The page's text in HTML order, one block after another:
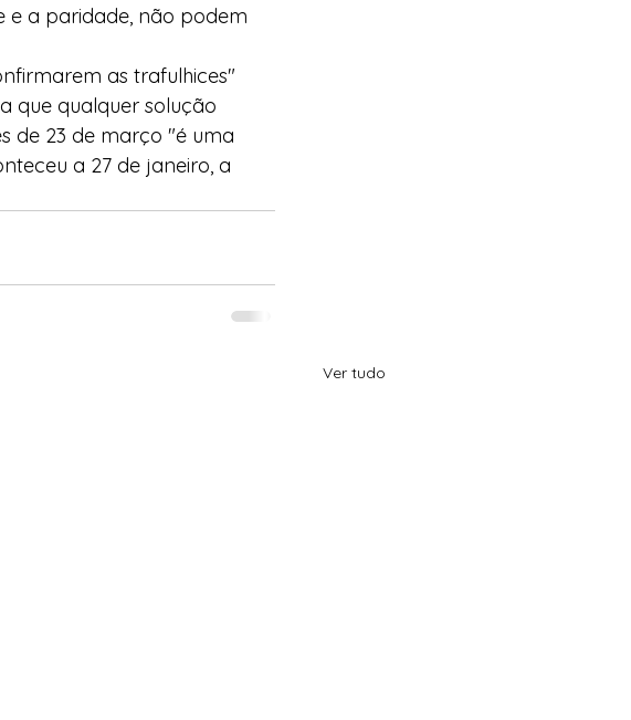
e a paridade, não podem
as trafulhices"
que qualquer solução
de 23 de março "é uma
a 27 de janeiro, a
Ver tudo